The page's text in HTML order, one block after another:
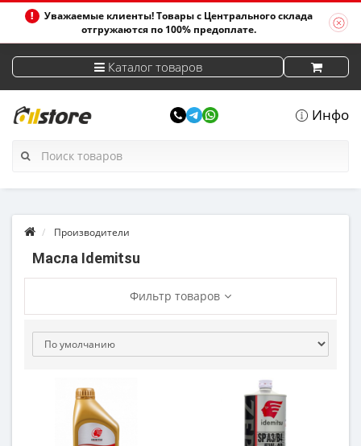
Уважаемые клиенты! Товары с Центрального склада
отгружаются по 100% предоплате.
Каталог товаров
Инфо
Производители
Масла Idemitsu
Фильтр товаров